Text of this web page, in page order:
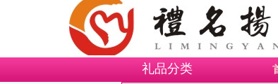
礼品分类